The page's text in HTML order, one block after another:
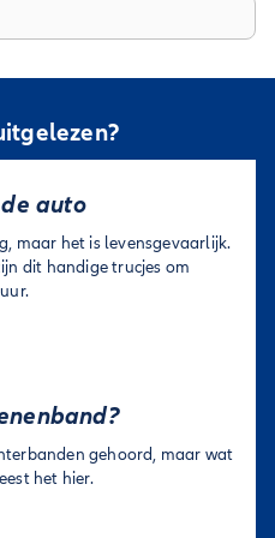
rijdt. Check indeze blogde
weleens last van rugpijn als je
auto
maar het is levensgevaarlijk.
dit handige trucjes om
gehoord, maar wat
het hier.